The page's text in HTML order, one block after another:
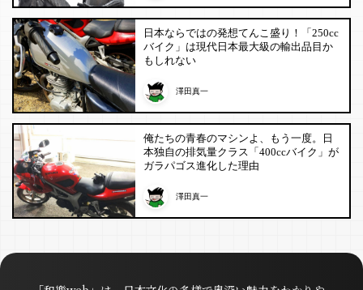
日本ならではの発想てんこ盛り！「250cc
バイク」は現代日本最大級の輸出品目か
もしれない
澤田真一
俺たちの青春のマシンよ、もう一度。日
本独自の排気量クラス「400ccバイク」が
ガラパゴス進化した理由
澤田真一